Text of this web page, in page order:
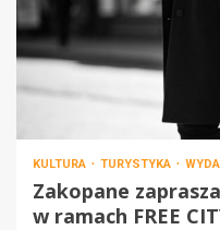
KULTURA TURYSTYKA
Zakopane
w ramach FREE